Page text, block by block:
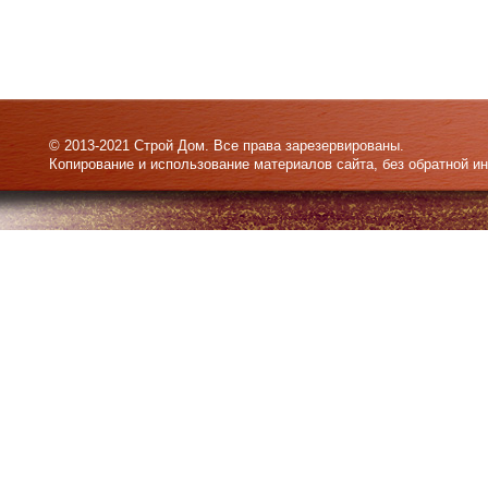
© 2013-2021 Строй Дом. Все права зарезервированы.
Копирование и использование материалов сайта, без обратной